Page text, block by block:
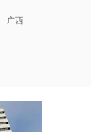
广西